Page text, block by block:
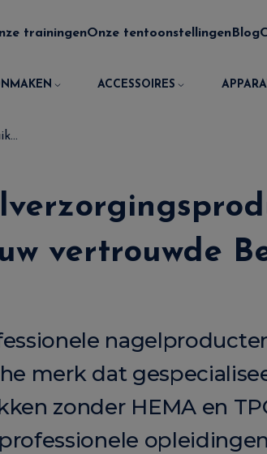
trainingenOnze tentoonstellingen Blog
ACCESSOIRES
vertrouwde
merk dat
zonder HEMA en